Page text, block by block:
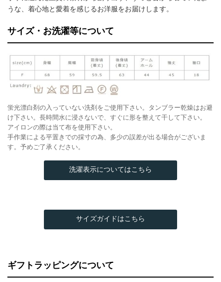
うな、着心地と愛着を感じるお洋服をお届けします。
サイズ・お洗濯等について
蛍光漂白剤の入っていない洗剤をご使用下さい。タンブラー乾燥はお避
け下さい。長時間水に浸さないで、すぐに形を整えて干して下さい。
アイロンの際は当て布を使用下さい。
手作業による平置きでの採寸の為、多少の誤差が出る場合がございま
す。予めご了承ください。
洗濯表示についてはこちら
サイズガイドはこちら
ギフトラッピングについて